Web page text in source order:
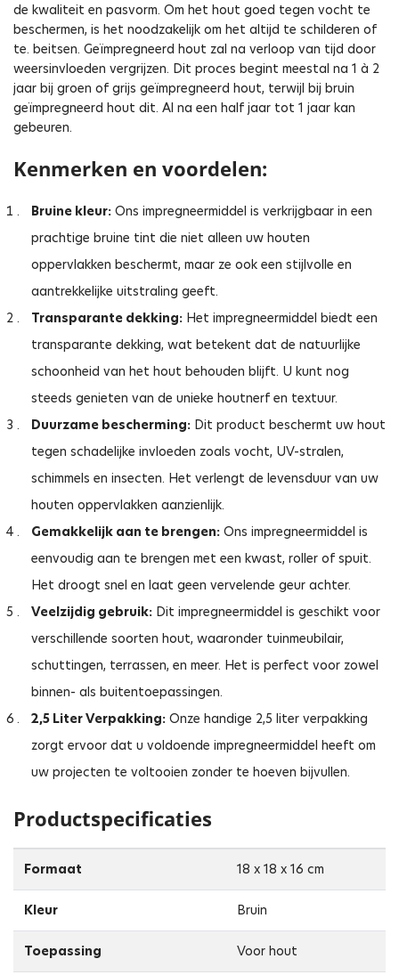
de kwaliteit en pasvorm. Om het hout goed tegen vocht te
beschermen, is het noodzakelijk om het altijd te schilderen of
te. beitsen. Geïmpregneerd hout zal na verloop van tijd door
weersinvloeden vergrijzen. Dit proces begint meestal na 1 à 2
jaar bij groen of grijs geïmpregneerd hout, terwijl bij bruin
geïmpregneerd hout dit. Al na een half jaar tot 1 jaar kan
gebeuren.
Kenmerken en voordelen:
Bruine kleur: Ons impregneermiddel is verkrijgbaar in een
prachtige bruine tint die niet alleen uw houten
oppervlakken beschermt, maar ze ook een stijlvolle en
aantrekkelijke uitstraling geeft.
Transparante dekking: Het impregneermiddel biedt een
transparante dekking, wat betekent dat de natuurlijke
schoonheid van het hout behouden blijft. U kunt nog
steeds genieten van de unieke houtnerf en textuur.
Duurzame bescherming: Dit product beschermt uw hout
tegen schadelijke invloeden zoals vocht, UV-stralen,
schimmels en insecten. Het verlengt de levensduur van uw
houten oppervlakken aanzienlijk.
Gemakkelijk aan te brengen: Ons impregneermiddel is
eenvoudig aan te brengen met een kwast, roller of spuit.
Het droogt snel en laat geen vervelende geur achter.
Veelzijdig gebruik: Dit impregneermiddel is geschikt voor
verschillende soorten hout, waaronder tuinmeubilair,
schuttingen, terrassen, en meer. Het is perfect voor zowel
binnen- als buitentoepassingen.
2,5 Liter Verpakking: Onze handige 2,5 liter verpakking
zorgt ervoor dat u voldoende impregneermiddel heeft om
uw projecten te voltooien zonder te hoeven bijvullen.
Productspecificaties
Formaat 18 x 18 x 16 cm
Kleur Bruin
Toepassing Voor hout